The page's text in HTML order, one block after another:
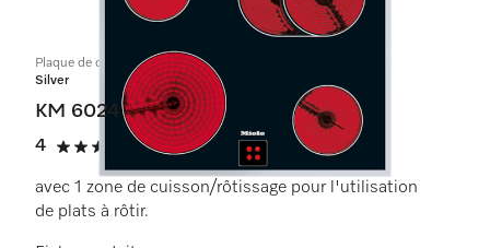
Produits
Plaque de cuisson commandée par le four
Silver
KM 6024
4
4 étoiles sur 5
(1 critique)
avec 1 zone de cuisson/rôtissage pour l'utilisation
de plats à rôtir.